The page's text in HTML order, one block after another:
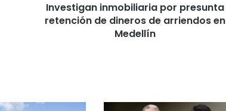
Investigan inmobiliaria por presunta
retención de dineros de arriendos en
Medellín